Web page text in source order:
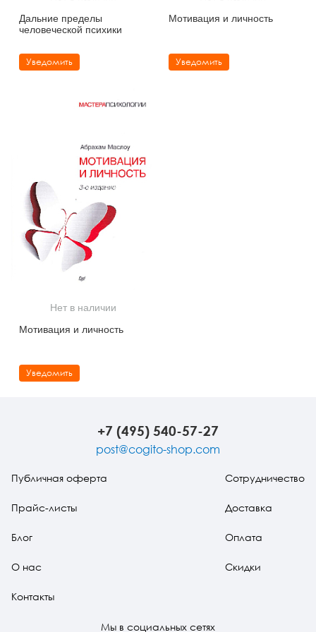
Дальние пределы
человеческой психики
Уведомить
Мотивация и личность
Уведомить
Нет в наличии
Мотивация и личность
Уведомить
+7 (495) 540-57-27
post@cogito-shop.com
Публичная оферта
Прайс-листы
Блог
О нас
Контакты
Сотрудничество
Доставка
Оплата
Скидки
Мы в социальных сетях